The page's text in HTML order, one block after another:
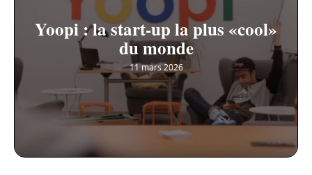
Yoopi : la start-up la plus «cool»
du monde
11 mars 2026